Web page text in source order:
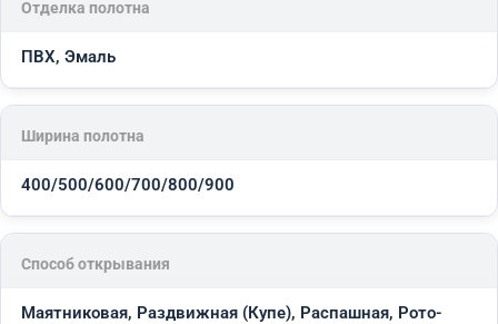
Отделка полотна
ПВХ, Эмаль
Ширина полотна
400/500/600/700/800/900
Способ открывания
Маятниковая, Раздвижная (Купе), Распашная, Рото-